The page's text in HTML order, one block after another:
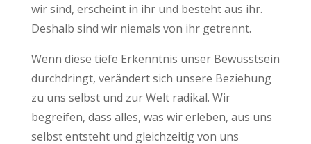
wir sind, erscheint in ihr und besteht aus ihr.
Deshalb sind wir niemals von ihr getrennt.
Wenn diese tiefe Erkenntnis unser Bewusstsein
durchdringt, verändert sich unsere Beziehung
zu uns selbst und zur Welt radikal. Wir
begreifen, dass alles, was wir erleben, aus uns
selbst entsteht und gleichzeitig von uns